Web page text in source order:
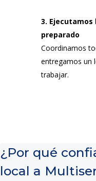
3.
preparado
Coordinamos
entregamos un
trabajar.
¿Por qué
local a